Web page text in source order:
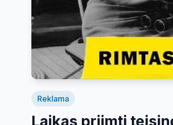
Reklama
Laikas priimti